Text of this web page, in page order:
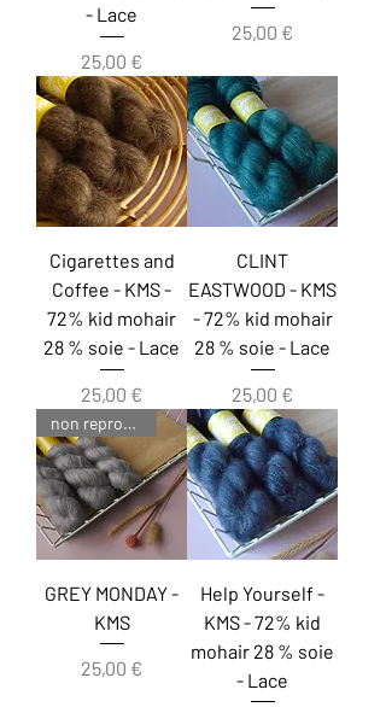
- Lace
Prix
25,00 €
Prix
25,00 €
Cigarettes and
Coffee - KMS -
72% kid mohair
28 % soie - Lace
Prix
25,00 €
CLINT
EASTWOOD - KMS
- 72% kid mohair
28 % soie - Lace
Prix
25,00 €
non reproductible
GREY MONDAY -
KMS
Prix
25,00 €
Help Yourself -
KMS - 72% kid
mohair 28 % soie
- Lace